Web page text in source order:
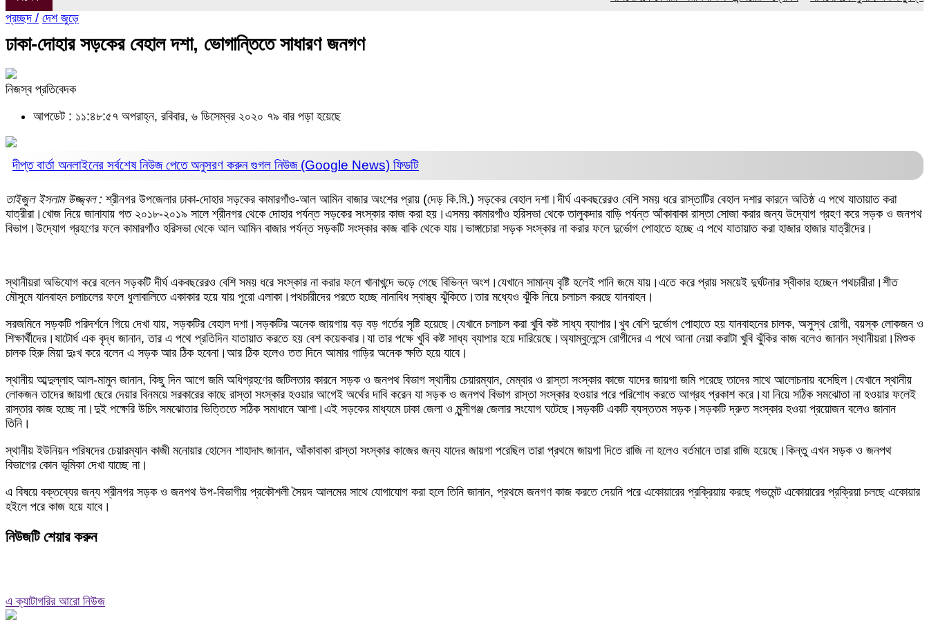
প্রচ্ছদ / দেশ জুড়ে
ঢাকা-দোহার সড়কের বেহাল দশা, ভোগান্তিতে সাধারণ জনগণ
নিজস্ব প্রতিবেদক
আপডেট : ১১:৪৮:৫৭ অপরাহ্ন, রবিবার, ৬ ডিসেম্বর ২০২০ ৭৯ বার পড়া হয়েছে
দীপ্ত বার্তা অনলাইনের সর্বশেষ নিউজ পেতে অনুসরণ করুনগুগল নিউজ (Google News) ফিডটি
তাইজুল ইসলাম উজ্জ্বল : শ্রীনগর উপজেলার ঢাকা-দোহার সড়কের কামারগাঁও-আল আমিন বাজার অংশের প্রায় (দেড় কি.মি.) সড়কের বেহাল দশা।দীর্ঘ একবছরেরও বেশি সময় ধরে রাস্তাটির বেহাল দশার কারনে অতিষ্ঠ এ পথে যাতায়াত করা
যাত্রীরা।খোজ নিয়ে জানাযায় গত ২০১৮-২০১৯ সালে শ্রীনগর থেকে দোহার পর্যন্ত সড়কের সংস্কার কাজ করা হয়।এসময় কামারগাঁও হরিসভা থেকে তালুকদার বাড়ি পর্যন্ত আঁকাবাকা রাস্তা সোজা করার জন্য উদ্যোগ গ্রহণ করে সড়ক ও জনপথ
বিভাগ।উদ্যোগ গ্রহণের ফলে কামারগাঁও হরিসভা থেকে আল আমিন বাজার পর্যন্ত সড়কটি সংস্কার কাজ বাকি থেকে যায়।ভাঙ্গাচোরা সড়ক সংস্কার না করার ফলে দুর্ভোগ পোহাতে হচ্ছে এ পথে যাতায়াত করা হাজার হাজার যাত্রীদের।
স্থানীয়রা অভিযোগ করে বলেন সড়কটি দীর্ঘ একবছরেরও বেশি সময় ধরে সংস্কার না করার ফলে খানাখন্দে ভড়ে গেছে বিভিন্ন অংশ।যেখানে সামান্য বৃষ্টি হলেই পানি জমে যায়।এতে করে প্রায় সময়েই দুর্ঘটনার স্বীকার হচ্ছেন পথচারীরা।শীত
মৌসুমে যানবাহন চলাচলের ফলে ধুলাবালিতে একাকার হয়ে যায় পুরো এলাকা।পথচারীদের পরতে হচ্ছে নানাবিধ স্বাস্থ্য ঝুঁকিতে।তার মধ্যেও ঝুঁকি নিয়ে চলাচল করছে যানবাহন।
সরজমিনে সড়কটি পরিদর্শনে গিয়ে দেখা যায়, সড়কটির বেহাল দশা।সড়কটির অনেক জায়গায় বড় বড় গর্তের সৃষ্টি হয়েছে।যেখানে চলাচল করা খুবি কষ্ট সাধ্য ব্যাপার।খুব বেশি দুর্ভোগ পোহাতে হয় যানবাহনের চালক, অসুস্থ রোগী, বয়স্ক লোকজন ও
শিক্ষার্থীদের।ষাটোর্ধ এক বৃদ্ধ জানান, তার এ পথে প্রতিদিন যাতায়াত করতে হয় বেশ কয়েকবার।যা তার পক্ষে খুবি কষ্ট সাধ্য ব্যাপার হয়ে দারিয়েছে।অ্যাম্বুলেন্সে রোগীদের এ পথে আনা নেয়া করাটা খুবি ঝুঁকির কাজ বলেও জানান স্থানীয়রা।মিশুক
চালক হিরু মিয়া দুঃখ করে বলেন এ সড়ক আর ঠিক হবেনা।আর ঠিক হলেও তত দিনে আমার গাড়ির অনেক ক্ষতি হয়ে যাবে।
স্থানীয় আব্দুল্লাহ আল-মামুন জানান, কিছু দিন আগে জমি অধিগ্রহণের জটিলতার কারনে সড়ক ও জনপথ বিভাগ স্থানীয় চেয়ারম্যান, মেম্বার ও রাস্তা সংস্কার কাজে যাদের জায়গা জমি পরেছে তাদের সাথে আলোচনায় বসেছিল।যেখানে স্থানীয়
লোকজন তাদের জায়গা ছেরে দেয়ার বিনময়ে সরকারের কাছে রাস্তা সংস্কার হওয়ার আগেই অর্থের দাবি করেন যা সড়ক ও জনপথ বিভাগ রাস্তা সংস্কার হওয়ার পরে পরিশোধ করতে আগ্রহ প্রকাশ করে।যা নিয়ে সঠিক সমঝোতা না হওয়ার ফলেই
রাস্তার কাজ হচ্ছে না।দুই পক্ষেরি উচিৎ সমঝোতার ভিত্তিতে সঠিক সমাধানে আশা।এই সড়কের মাধ্যমে ঢাকা জেলা ও মুন্সীগঞ্জ জেলার সংযোগ ঘটেছে।সড়কটি একটি ব্যস্ততম সড়ক।সড়কটি দ্রুত সংস্কার হওয়া প্রয়োজন বলেও জানান
তিনি।
স্থানীয় ইউনিয়ন পরিষদের চেয়ারম্যান কাজী মনোয়ার হোসেন শাহাদাৎ জানান, আঁকাবাকা রাস্তা সংস্কার কাজের জন্য যাদের জায়গা পরেছিল তারা প্রথমে জায়গা দিতে রাজি না হলেও বর্তমানে তারা রাজি হয়েছে।কিন্তু এখন সড়ক ও জনপথ
বিভাগের কোন ভূমিকা দেখা যাচ্ছে না।
এ বিষয়ে বক্তব্যের জন্য শ্রীনগর সড়ক ও জনপথ উপ-বিভাগীয় প্রকৌশলী সৈয়দ আলমের সাথে যোগাযোগ করা হলে তিনি জানান, প্রথমে জনগণ কাজ করতে দেয়নি পরে একোয়ারের প্রক্রিয়ায় করছে গভমেন্ট একোয়ারের প্রক্রিয়া চলছে একোয়ার
হইলে পরে কাজ হয়ে যাবে।
নিউজটি শেয়ার করুন
এ ক্যাটাগরির আরো নিউজ